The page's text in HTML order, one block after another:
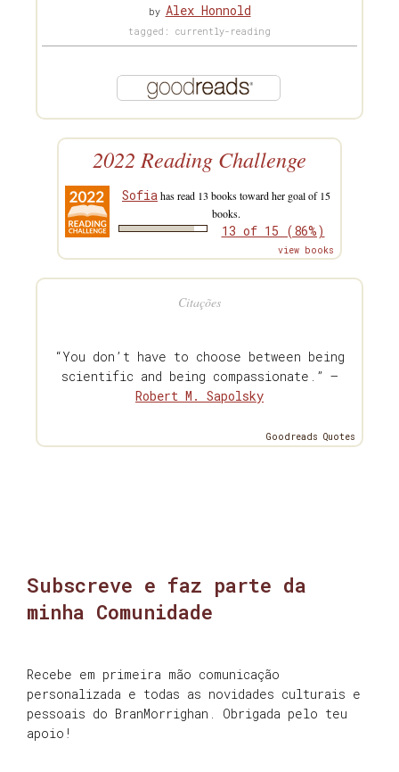
by Alex Honnold
tagged: currently-reading
2022 Reading Challenge
Sofiahas read 13 books toward her goal of 15
books.
13 of 15 (86%)
view books
Citações
“You don’t have to choose between being
scientific and being compassionate.” —
Robert M. Sapolsky
Goodreads Quotes
Subscreve e faz parte da
minha Comunidade
Recebe em primeira mão comunicação
personalizada e todas as novidades culturais e
pessoais do BranMorrighan. Obrigada pelo teu
apoio!